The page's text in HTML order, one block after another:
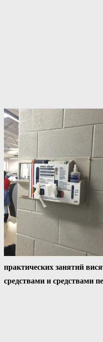
практических занятий
средствами и средствами